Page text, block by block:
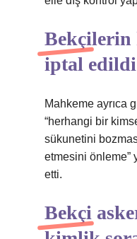
Bekçilerin
iptal
Mahkeme ayrıca
“herhangi bir
sükunetini
etmesini önleme”
etti.
Bekçi